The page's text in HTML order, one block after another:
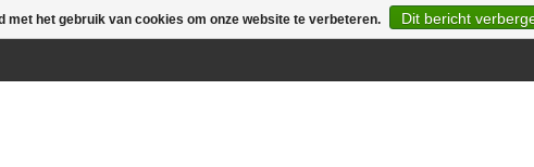
met het gebruik van cookies om onze website te verbeteren. Dit bericht